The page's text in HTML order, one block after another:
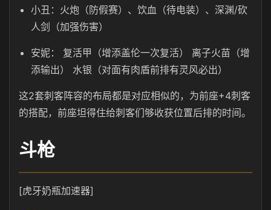
小丑：火炮（防假赛）、饮血（待电装）、深渊/砍
人剑（加强伤害）
安妮： 复活甲（增添盖伦一次复活） 离子火苗（增
添输出） 水银（对面有肉盾前排有灵风必出）
这2套刺客阵容的布局都是对应相似的，为前座+4刺客
的搭配，前座坦得住给刺客们够收获位置后排的时间。
斗枪
[虎牙奶瓶加速器]